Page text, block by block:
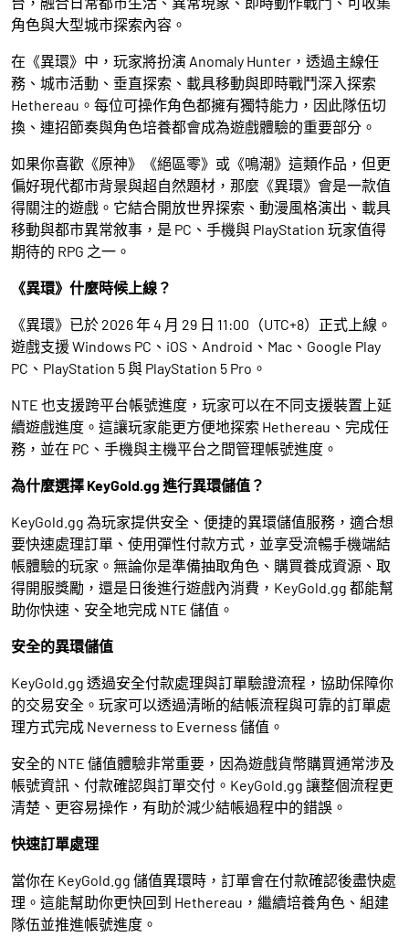
角色與大型城市探索內容。
在《異環》中，玩家將扮演 Anomaly Hunter，透過主線任
務、城市活動、垂直探索、載具移動與即時戰鬥深入探索
Hethereau。每位可操作角色都擁有獨特能力，因此隊伍切
換、連招節奏與角色培養都會成為遊戲體驗的重要部分。
如果你喜歡《原神》《絕區零》或《鳴潮》這類作品，但更
偏好現代都市背景與超自然題材，那麼《異環》會是一款值
得關注的遊戲。它結合開放世界探索、動漫風格演出、載具
移動與都市異常敘事，是 PC、手機與 PlayStation 玩家值得
期待的 RPG 之一。
《異環》什麼時候上線？
《異環》已於 2026 年 4 月 29 日 11:00（UTC+8）正式上線。
遊戲支援 Windows PC、iOS、Android、Mac、Google Play
PC、PlayStation 5 與 PlayStation 5 Pro。
NTE 也支援跨平台帳號進度，玩家可以在不同支援裝置上延
續遊戲進度。這讓玩家能更方便地探索 Hethereau、完成任
務，並在 PC、手機與主機平台之間管理帳號進度。
為什麼選擇 KeyGold.gg 進行異環儲值？
KeyGold.gg 為玩家提供安全、便捷的異環儲值服務，適合想
要快速處理訂單、使用彈性付款方式，並享受流暢手機端結
帳體驗的玩家。無論你是準備抽取角色、購買養成資源、取
得開服獎勵，還是日後進行遊戲內消費，KeyGold.gg 都能幫
助你快速、安全地完成 NTE 儲值。
安全的異環儲值
KeyGold.gg 透過安全付款處理與訂單驗證流程，協助保障你
的交易安全。玩家可以透過清晰的結帳流程與可靠的訂單處
理方式完成 Neverness to Everness 儲值。
安全的 NTE 儲值體驗非常重要，因為遊戲貨幣購買通常涉及
帳號資訊、付款確認與訂單交付。KeyGold.gg 讓整個流程更
清楚、更容易操作，有助於減少結帳過程中的錯誤。
快速訂單處理
當你在 KeyGold.gg 儲值異環時，訂單會在付款確認後盡快處
理。這能幫助你更快回到 Hethereau，繼續培養角色、組建
隊伍並推進帳號進度。